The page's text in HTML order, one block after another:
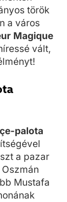
török
a város
Magique
vált,
palota
a pazar
Mustafa